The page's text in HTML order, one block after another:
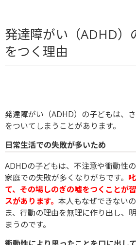
発達障がい（ADHD）
をつく理由
発達障がい（ADHD）の子どもは、
をついてしまうことがあります。
日常生活での失敗が多いため
ADHDの子どもは、不注意や衝動性
家庭での失敗が多くなりがちです。
て、その場しのぎの嘘をつくことが
スがあります。 本人もなぜできない
ま、行動の理由を無理に作り出し、
まうのです。